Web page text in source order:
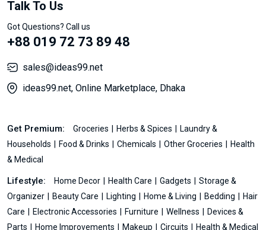
Talk To Us
Got Questions? Call us
+88 019 72 73 89 48
sales@ideas99.net
ideas99.net, Online Marketplace, Dhaka
Get Premium: Groceries Herbs & Spices
Laundry &
Households
Food & Drinks Chemicals Other Groceries
Health
& Medical
Lifestyle: Home Decor Health Care Gadgets
Storage &
Organizer
Beauty Care Lighting Home & Living Bedding
Hair
Care
Electronic Accessories Furniture Wellness
Devices &
Parts
Home Improvements Makeup Circuits Health & Medical